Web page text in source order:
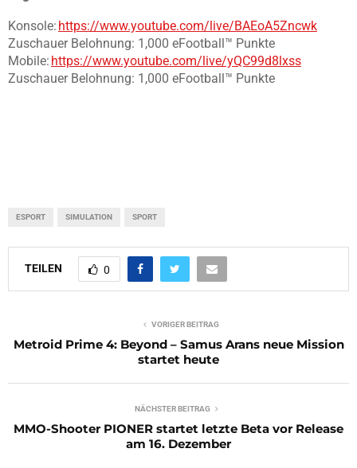
Konsole: https://www.youtube.com/live/BAEoA5Zncwk
Zuschauer Belohnung: 1,000 eFootball™ Punkte
Mobile: https://www.youtube.com/live/yQC99d8lxss
Zuschauer Belohnung: 1,000 eFootball™ Punkte
ESPORT SIMULATION SPORT
TEILEN 0
VORIGER BEITRAG
Metroid Prime 4: Beyond – Samus Arans neue Mission
startet heute
NÄCHSTER BEITRAG
MMO-Shooter PIONER startet letzte Beta vor Release
am 16. Dezember